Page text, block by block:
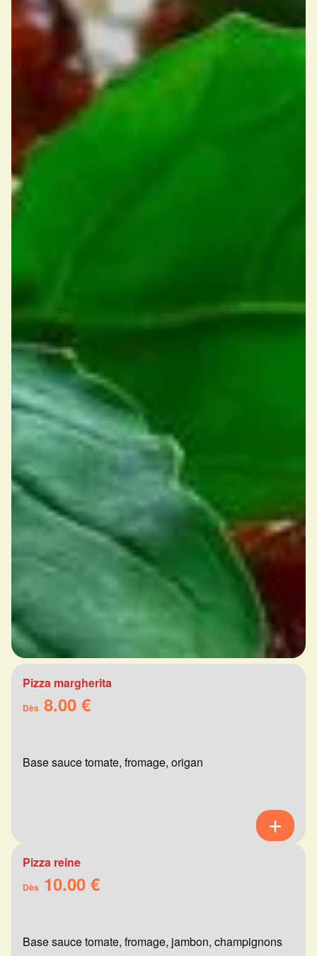
Pizza margherita
Dès 8.00 €
Base sauce tomate, fromage, origan
Pizza reine
Dès 10.00 €
Base sauce tomate, fromage, jambon, champignons